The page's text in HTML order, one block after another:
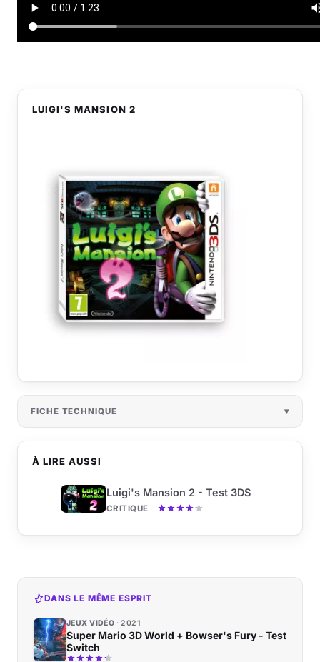
À LIRE AUSSI
Luigi's Mansion 2 - Test 3DS
CRITIQUE
LUIGI'S MANSION 2
FICHE TECHNIQUE
DANS LE MÊME ESPRIT
JEUX VIDÉO 2021
Super Mario 3D World + Bowser's Fury - Test
Switch